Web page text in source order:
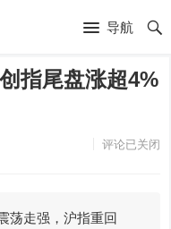
导航
指尾盘涨超4%
评论已关闭
走强，沪指重回